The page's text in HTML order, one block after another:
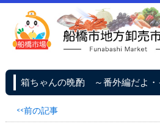
箱ちゃんの晩酌 ～番外編だよ・
<<前の記事